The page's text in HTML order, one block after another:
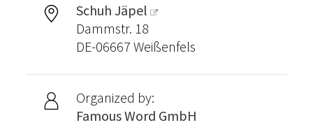
Schuh Jäpel
Dammstr. 18
DE-06667 Weißenfels
Organized by:
Famous Word GmbH